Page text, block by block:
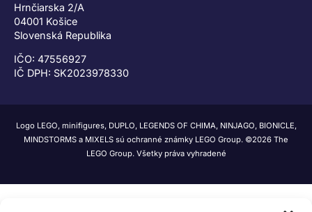
Hrnčiarska 2/A
04001 Košice
Slovenská Republika
IČO: 47556927
IČ DPH: SK2023978330
Logo LEGO, minifigures, DUPLO, LEGENDS OF CHIMA, NINJAGO, BIONICLE,
MINDSTORMS a MIXELS sú ochranné známky LEGO Group. ©2026 The
LEGO Group. Všetky práva vyhradené